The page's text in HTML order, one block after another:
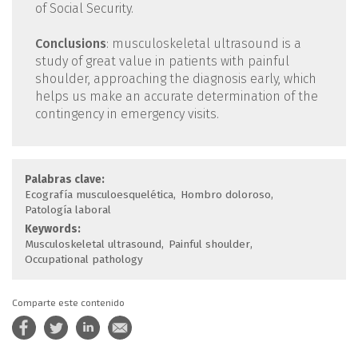
of Social Security.
Conclusions: musculoskeletal ultrasound is a
study of great value in patients with painful
shoulder, approaching the diagnosis early, which
helps us make an accurate determination of the
contingency in emergency visits.
Palabras clave:
Ecografía musculoesquelética Hombro doloroso
Patología laboral
Keywords:
Musculoskeletal ultrasound
Painful shoulder
Occupational pathology
Comparte este contenido